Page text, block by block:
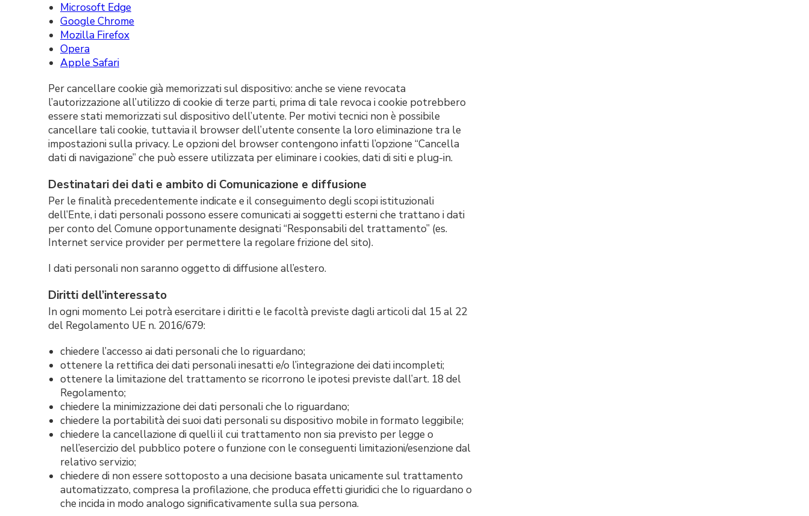
Microsoft Edge
Google Chrome
Mozilla Firefox
Opera
Apple Safari
Per cancellare cookie già memorizzati sul dispositivo: anche se viene revocata
l’autorizzazione all’utilizzo di cookie di terze parti, prima di tale revoca i cookie potrebbero
essere stati memorizzati sul dispositivo dell’utente. Per motivi tecnici non è possibile
cancellare tali cookie, tuttavia il browser dell’utente consente la loro eliminazione tra le
impostazioni sulla privacy. Le opzioni del browser contengono infatti l’opzione “Cancella
dati di navigazione” che può essere utilizzata per eliminare i cookies, dati di siti e plug-in.
Destinatari dei dati e ambito di Comunicazione e diffusione
Per le finalità precedentemente indicate e il conseguimento degli scopi istituzionali
dell’Ente, i dati personali possono essere comunicati ai soggetti esterni che trattano i dati
per conto del Comune opportunamente designati “Responsabili del trattamento” (es.
Internet service provider per permettere la regolare frizione del sito).
I dati personali non saranno oggetto di diffusione all’estero.
Diritti dell’interessato
In ogni momento Lei potrà esercitare i diritti e le facoltà previste dagli articoli dal 15 al 22
del Regolamento UE n. 2016/679:
chiedere l’accesso ai dati personali che lo riguardano;
ottenere la rettifica dei dati personali inesatti e/o l’integrazione dei dati incompleti;
ottenere la limitazione del trattamento se ricorrono le ipotesi previste dall’art. 18 del
Regolamento;
chiedere la minimizzazione dei dati personali che lo riguardano;
chiedere la portabilità dei suoi dati personali su dispositivo mobile in formato leggibile;
chiedere la cancellazione di quelli il cui trattamento non sia previsto per legge o
nell’esercizio del pubblico potere o funzione con le conseguenti limitazioni/esenzione dal
relativo servizio;
chiedere di non essere sottoposto a una decisione basata unicamente sul trattamento
automatizzato, compresa la profilazione, che produca effetti giuridici che lo riguardano o
che incida in modo analogo significativamente sulla sua persona.